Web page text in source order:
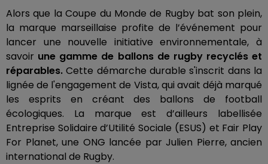
Alors que la Coupe du Monde de Rugby bat son plein,
la marque marseillaise profite de l’événement pour
lancer une nouvelle initiative environnementale, à
savoir une gamme de ballons de rugby recyclés et
réparables.Cette démarche durable s'inscrit dans la
lignée de l'engagement de Vista, qui avait déjà marqué
les esprits en créant des ballons de football
écologiques. La marque est d’ailleurs labellisée
Entreprise Solidaire d’Utilité Sociale (ESUS) et Fair Play
For Planet, une ONG lancée par Julien Pierre, ancien
international de Rugby.